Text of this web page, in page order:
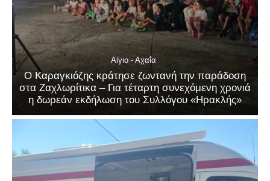
Αίγιο - Αχαΐα
Ο Καραγκιόζης κράτησε ζωντανή την παράδοση
στα Ζαχλωρίτικα – Για τέταρτη συνεχόμενη χρονιά
η δωρεάν εκδήλωση του Συλλόγου «Ηρακλής»